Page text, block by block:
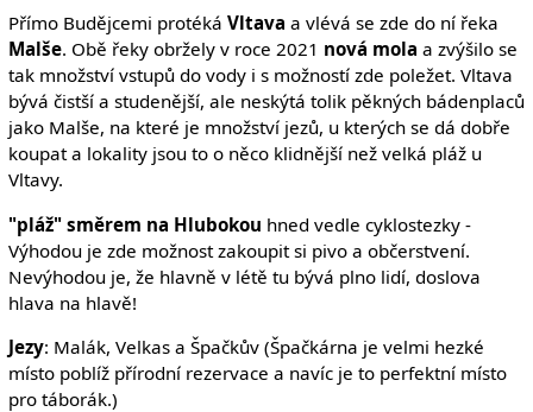
Přímo Budějcemi protéká Vltava a vlévá se zde do ní řeka
Malše. Obě řeky obržely v roce 2021 nová mola a zvýšilo se
tak množství vstupů do vody i s možností zde poležet. Vltava
bývá čistší a studenější, ale neskýtá tolik pěkných bádenplaců
jako Malše, na které je množství jezů, u kterých se dá dobře
koupat a lokality jsou to o něco klidnější než velká pláž u
Vltavy.
"pláž" směrem na Hlubokou hned vedle cyklostezky -
Výhodou je zde možnost zakoupit si pivo a občerstvení.
Nevýhodou je, že hlavně v létě tu bývá plno lidí, doslova
hlava na hlavě!
Jezy: Malák, Velkas a Špačkův (Špačkárna je velmi hezké
místo poblíž přírodní rezervace a navíc je to perfektní místo
pro táborák.)